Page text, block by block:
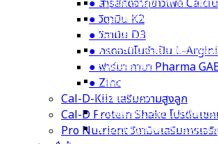
(Prebiotic)
● เอลเดอร์เบอร์รี
● เบต้ากลูแคน Beta-
● จุลินทรีย์ที่ดี Bacillus
● ปกป้องลำไส้
● จุลินทรีย์สุขภาพ
● จุลินทรีย์มากประโยชน์
Plantarum
● แลคโตบาซิลลัส แอซิโดฟิ
● สารอาหารสำคัญในนมแม่
● เอลเดอร์เบอร์รี Elderberry
● เบต้ากลูแคน Beta-
Cal-D-KII 6+ เพิ่มความสูง
⦿ Cal-D-KII 6+
● สารสกัดจากข้าวโพด
● วิตามิน K2